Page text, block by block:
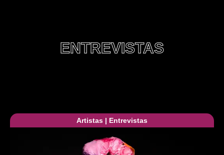
ENTREVISTAS
Artistas | Entrevistas